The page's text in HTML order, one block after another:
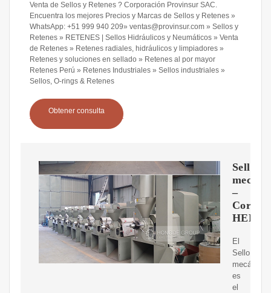
Venta de Sellos y Retenes ? Corporación Provinsur SAC.
Encuentra los mejores Precios y Marcas de Sellos y Retenes »
WhatsApp: +51 999 940 209» ventas@provinsur.com » Sellos y
Retenes » RETENES | Sellos Hidráulicos y Neumáticos » Venta
de Retenes » Retenes radiales, hidráulicos y limpiadores »
Retenes y soluciones en sellado » Retenes al por mayor
Retenes Perú » Retenes Industriales » Sellos industriales »
Sellos, O-rings & Retenes
Obtener consulta
Sellos
–
El
Sello
mecánico
es
el